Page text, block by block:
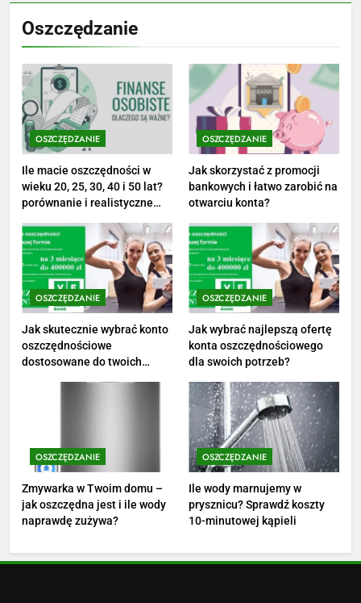
1
Ile zarabia striptizer: poznaj
aktualne stawki męskiego
striptizera
ZAROBKI
2
Ile zarabia psycholog szkolny:
poznaj średnie zarobki na tym
stanowisku
ZAROBKI
3
Ile zarabia florysta — średnie
zarobki, dodatki i sposoby na
podwyżkę
ZAROBKI
Ile zarabia nauczyciel
matematyki: średnie zarobki,
dodatki i perspektywy
ZAROBKI
5
średnie zarobki na tym
Oszczędzanie
OSZCZĘDZANIE
Ile macie oszczędności w
wieku 20, 25, 30, 40 i 50 lat?
porównanie i realistyczne
OSZCZĘDZANIE
Jak skorzystać z promocji
bankowych i łatwo zarobić na
otwarciu konta?
OSZCZĘDZANIE
Jak skutecznie wybrać konto
oszczędnościowe
dostosowane do twoich
OSZCZĘDZANIE
Jak wybrać najlepszą ofertę
konta oszczędnościowego
dla swoich potrzeb?
OSZCZĘDZANIE
Zmywarka w Twoim domu –
jak oszczędna jest i ile wody
naprawdę zużywa?
OSZCZĘDZANIE
Ile wody marnujemy w
prysznicu? Sprawdź koszty
10-minutowej kąpieli